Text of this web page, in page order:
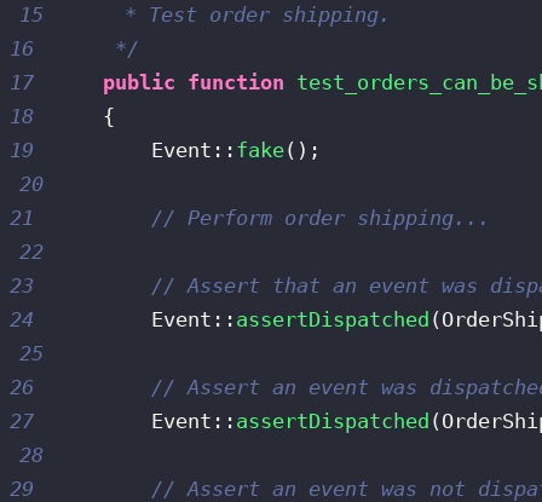
15
16
     */
17
public function
18
{
19
Event :: fake( ) ;
20
21
// Perform order shipping...
22
23
// Assert that an event was
24
Event :: assertDispatched (
25
26
// Assert an event was
27
Event :: assertDispatched (
28
29
// Assert an event was not